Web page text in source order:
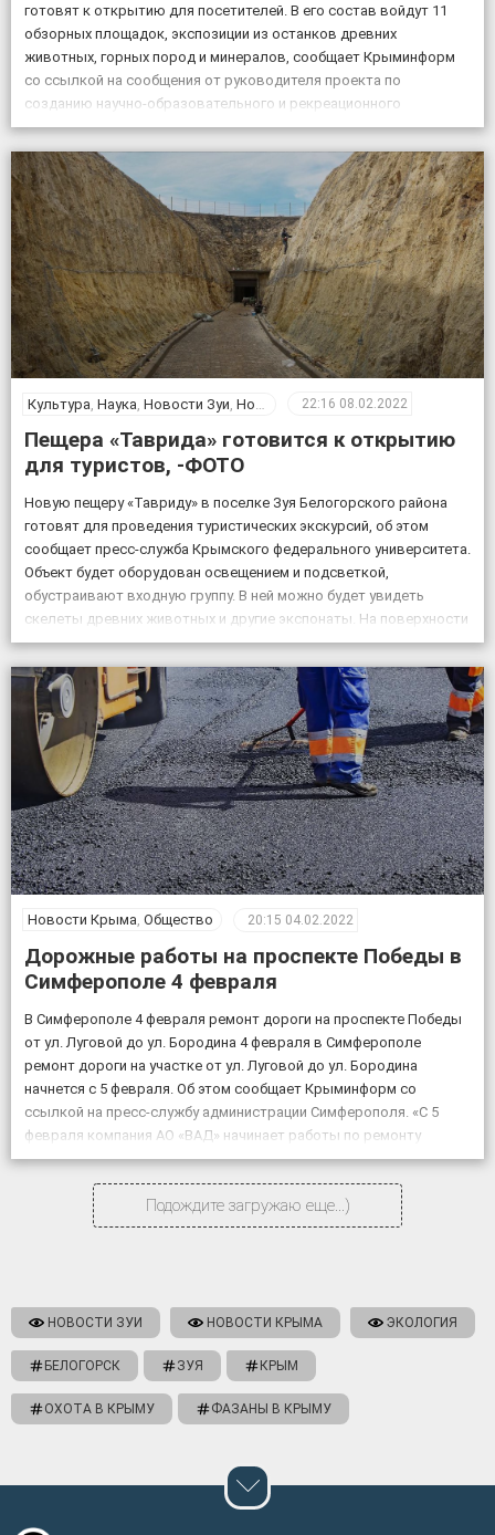
готовят к открытию для посетителей. В его состав войдут 11
обзорных площадок, экспозиции из останков древних
животных, горных пород и минералов, сообщает Крыминформ
со ссылкой на сообщения от руководителя проекта по
созданию научно-образовательного и рекреационного
комплекса на базе пещеры Таврида, старшего преподавателя
Крымского федерального университета Геннадия Самохина. «На
протяжении […]
Культура Наука Новости Зуи Новости Крыма ,Общество
22:16 08.02.2022
Пещера «Таврида» готовится к открытию
для туристов, -ФОТО
Новую пещеру «Тавриду» в поселке Зуя Белогорского района
готовят для проведения туристических экскурсий, об этом
сообщает пресс-служба Крымского федерального университета.
Объект будет оборудован освещением и подсветкой,
обустраивают входную группу. В ней можно будет увидеть
скелеты древних животных и другие экспонаты. На поверхности
возле пещеры появится музей и ландшафтный парк. Фото:
пресс-служба КФУ Дата открытия уникального […]
Новости Крыма, Общество 20:15 04.02.2022
Дорожные работы на проспекте Победы в
Симферополе 4 февраля
В Симферополе 4 февраля ремонт дороги на проспекте Победы
от ул. Луговой до ул. Бородина 4 февраля в Симферополе
ремонт дороги на участке от ул. Луговой до ул. Бородина
начнется с 5 февраля. Об этом сообщает Крыминформ со
ссылкой на пресс-службу администрации Симферополя. «С 5
февраля компания АО «ВАД» начинает работы по ремонту
объекта «Дублирующий […]
Подождите загружаю еще...)
НОВОСТИ ЗУИ НОВОСТИ КРЫМА ЭКОЛОГИЯ
БЕЛОГОРСК ЗУЯ КРЫМ
ОХОТА В КРЫМУ ФАЗАНЫ В КРЫМУ